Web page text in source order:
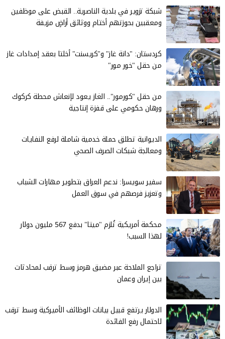
شبكة تزوير في بلدية الناصرية.. القبض على موظفين
ومعقبين بحوزتهم أختام ووثائق أراضٍ مزيفة
كردستان: "دانة غاز" و"كريسنت" أخلتا بعقد إمدادات غاز
من حقل "خور مور"
من حقل "كورمور".. الغاز يعود لإنعاش محطة كركوك
ورهان حكومي على قفزة إنتاجية
الديوانية تطلق حملة خدمية شاملة لرفع النفايات
ومعالجة شبكات الصرف الصحي
سفير سويسرا: ندعم العراق بتطوير مهارات الشباب
وتعزيز فرصهم في سوق العمل
محكمة أمريكية تُلزم "ميتا" بدفع 567 مليون دولار
لهذا السبب!
تراجع الملاحة عبر مضيق هرمز وسط ترقب لمحادثات
بين إيران وعمان
الدولار يرتفع قبيل بيانات الوظائف الأميركية وسط ترقب
لاحتمال رفع الفائدة